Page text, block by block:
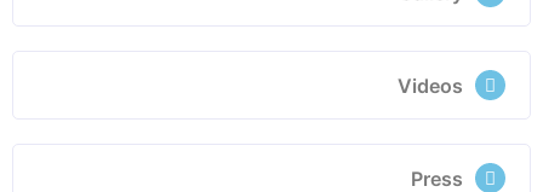
Videos
Press